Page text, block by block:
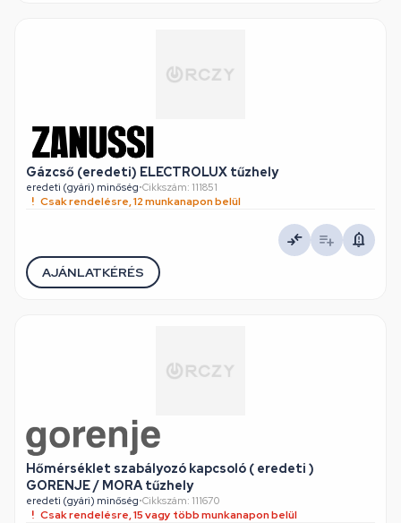
Gázcső (eredeti) ELECTROLUX tűzhely
eredeti (gyári) minőség•Cikkszám: 111851
Csak rendelésre, 12 munkanapon belül
AJÁNLATKÉRÉS
Hőmérséklet szabályozó kapcsoló ( eredeti )
GORENJE / MORA tűzhely
eredeti (gyári) minőség•Cikkszám: 111670
Csak rendelésre, 15 vagy több munkanapon belül